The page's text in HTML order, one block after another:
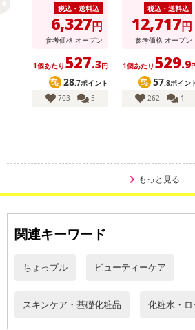
い。
【アピュー テトラソーム CICA化粧水】
毛穴の1/10000サイズのアピュー独自のテ
化粧水は毛穴の汚れや古い角質を優しく取
*1保湿成分：マデカッソシド *2整肌成分
税込・送料込
6,327円
参考価格 オープン
1個あたり 527.3円
28.7ポイント
703
5
税込・送料込
12,717円
参考価格 オープン
1個あたり 529.9
57.8ポイン
262
1
もっと見る
関連キーワード
ちょっプル ビューティーケア
スキンケア・基礎化粧品 化粧水・